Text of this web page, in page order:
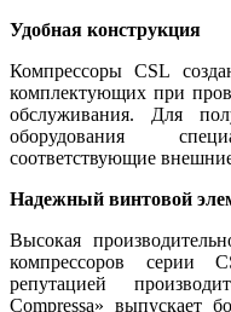
Удобная конструкция
Компрессоры CSL
комплектующих при
обслуживания. Для
оборудования
соответствующие
Надежный винтовой
Высокая
компрессоров серии
репутацией
Compressa» выпускает